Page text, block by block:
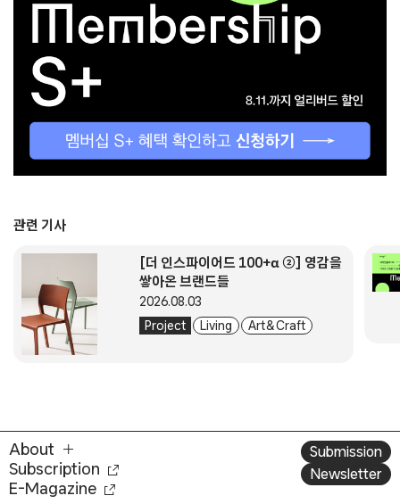
관련 기사
Project Living Art & Craft
[더 인스파이어드 100+α ②] 영감을
쌓아온 브랜드들
2026.08.03
About
Subscription
E-Magazine
Submission
Newsletter